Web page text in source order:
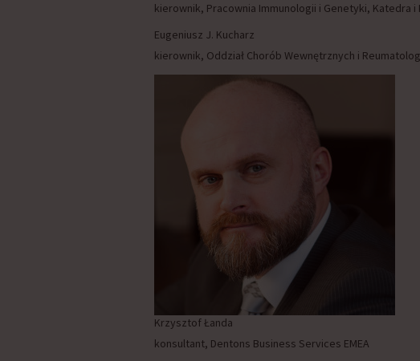
kierownik, Pracownia Immunologii i Genetyki, Katedra
Eugeniusz J. Kucharz
kierownik, Oddział Chorób Wewnętrznych i
Krzysztof Łanda
konsultant, Dentons Business Services EMEA